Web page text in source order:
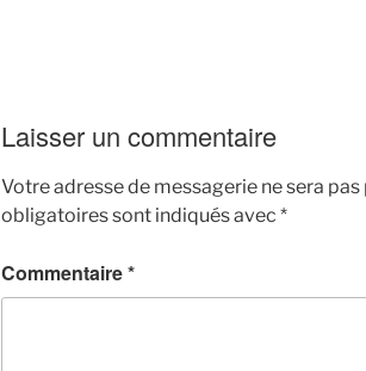
Laisser un commentaire
Votre adresse de messagerie ne sera pas
obligatoires sont indiqués avec *
Commentaire*